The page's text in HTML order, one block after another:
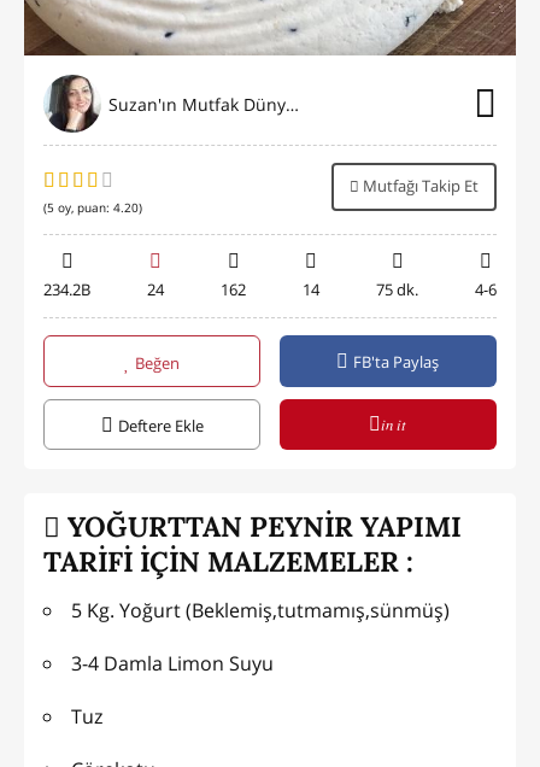
Suzan'ın Mutfak Dünyası
(5 oy, puan: 4.20)
Mutfağı Takip Et
234.2B 24 162 14 75 dk. 4-6
Beğen FB'ta Paylaş
Deftere Ekle in it
YOĞURTTAN PEYNİR YAPIMI
TARİFİ İÇİN MALZEMELER :
5 Kg. Yoğurt (Beklemiş,tutmamış,sünmüş)
3-4 Damla Limon Suyu
Tuz